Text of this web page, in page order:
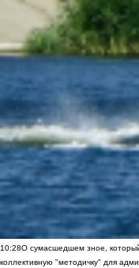
10:28О сумасшедшем зное,
коллективную "методичку" для